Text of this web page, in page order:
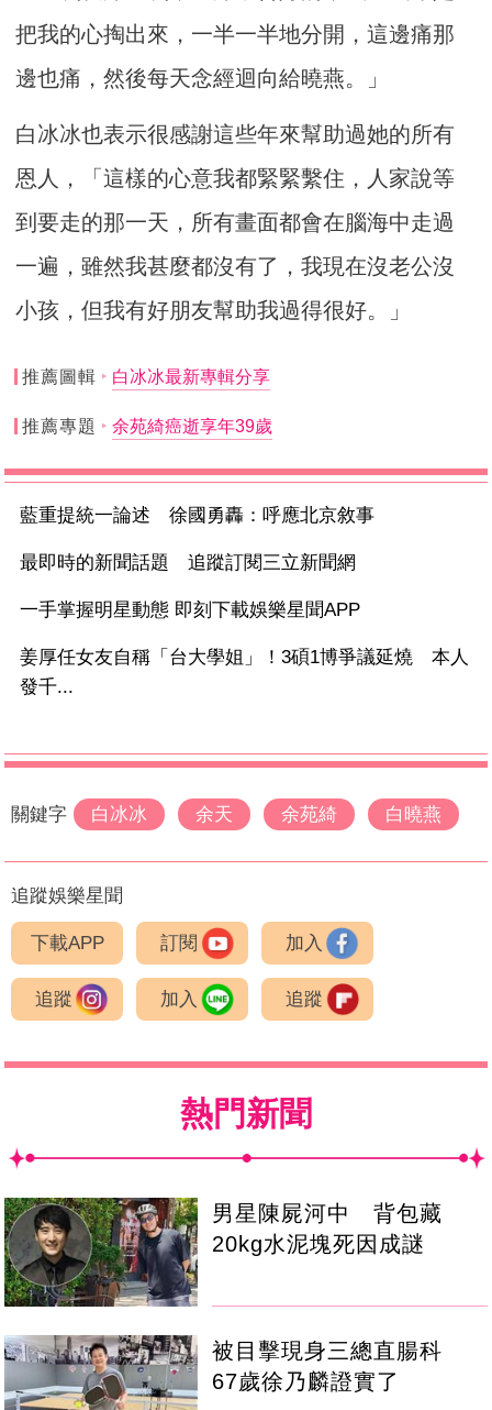
把我的心掏出來，一半一半地分開，這邊痛那
邊也痛，然後每天念經迴向給曉燕。」
白冰冰也表示很感謝這些年來幫助過她的所有
恩人，「這樣的心意我都緊緊繫住，人家說等
到要走的那一天，所有畫面都會在腦海中走過
一遍，雖然我甚麼都沒有了，我現在沒老公沒
小孩，但我有好朋友幫助我過得很好。」
推薦圖輯 白冰冰最新專輯分享
推薦專題 余苑綺癌逝享年39歲
藍重提統一論述 徐國勇轟：呼應北京敘事
最即時的新聞話題 追蹤訂閱三立新聞網
一手掌握明星動態 即刻下載娛樂星聞APP
姜厚任女友自稱「台大學姐」！3碩1博爭議延燒 本人
發千...
關鍵字 白冰冰 余天 余苑綺 白曉燕
追蹤娛樂星聞
下載APP 訂閱 加入
追蹤 加入 追蹤
熱門新聞
男星陳屍河中 背包藏
20kg水泥塊死因成謎
被目擊現身三總直腸科
67歲徐乃麟證實了